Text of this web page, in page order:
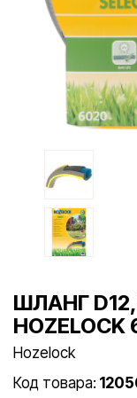
ШЛАНГ
HOZELOCK
Hozelock
Код товара: